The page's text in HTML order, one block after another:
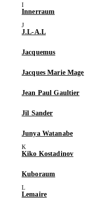
Innerraum
J.L-A.L
Jacquemus
Jacques Marie Mage
Jean Paul Gaultier
Jil Sander
Junya Watanabe
Kiko Kostadinov
Kuboraum
Lemaire